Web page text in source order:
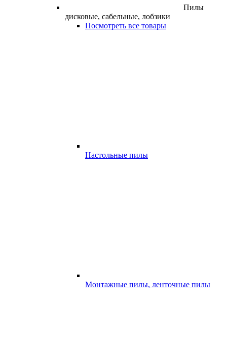
Пилы
дисковые, сабельные, лобзики
Посмотреть все товары
Настольные пилы
Монтажные пилы, ленточные пилы